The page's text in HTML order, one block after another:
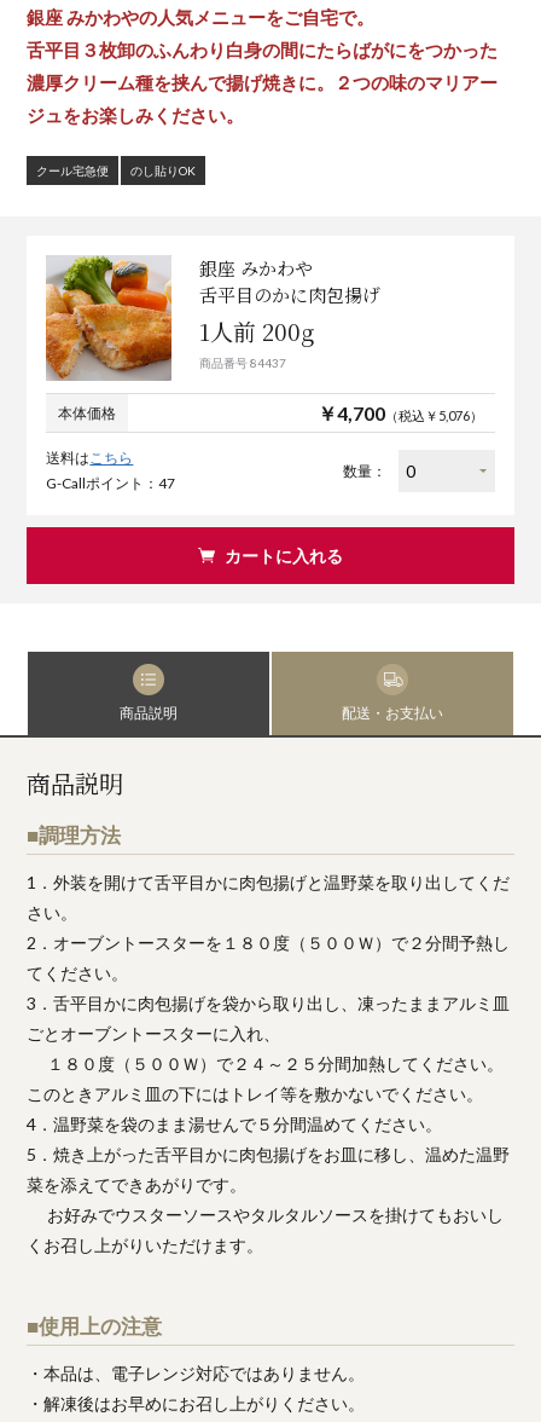
銀座 みかわやの人気メニューをご自宅で。
舌平目３枚卸のふんわり白身の間にたらばがにをつかった
濃厚クリーム種を挟んで揚げ焼きに。２つの味のマリアー
ジュをお楽しみください。
クール宅急便 のし貼りOK
銀座 みかわや
舌平目のかに肉包揚げ
1人前 200g
商品番号 84437
本体価格 ￥4,700（税込￥5,076）
送料はこちら
G-Callポイント：47
数量：
カートに入れる
商品説明 配送・お支払い
商品説明
■調理方法
1．外装を開けて舌平目かに肉包揚げと温野菜を取り出してくだ
さい。
2．オーブントースターを１８０度（５００Ｗ）で２分間予熱し
てください。
3．舌平目かに肉包揚げを袋から取り出し、凍ったままアルミ皿
ごとオーブントースターに入れ、
１８０度（５００Ｗ）で２４～２５分間加熱してください。
このときアルミ皿の下にはトレイ等を敷かないでください。
4．温野菜を袋のまま湯せんで５分間温めてください。
5．焼き上がった舌平目かに肉包揚げをお皿に移し、温めた温野
菜を添えてできあがりです。
お好みでウスターソースやタルタルソースを掛けてもおいし
くお召し上がりいただけます。
■使用上の注意
・本品は、電子レンジ対応ではありません。
・解凍後はお早めにお召し上がりください。